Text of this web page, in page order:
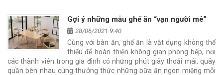
Gợi ý những mẫu ghế ăn “vạn người mê”
28/06/2021 9:40
Cùng với bàn ăn, ghế ăn là vật dụng không thể
thiếu để hoàn thiện không gian phòng bếp, nơi
các thành viên trong gia đình có những phút giây thoải mái, quây
quần bên nhau cùng thưởng thức những bữa ăn ngon miệng mỗi